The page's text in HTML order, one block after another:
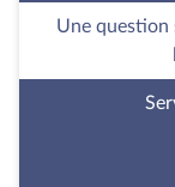
Une question